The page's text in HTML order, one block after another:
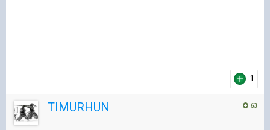
1
63
TIMURHUN